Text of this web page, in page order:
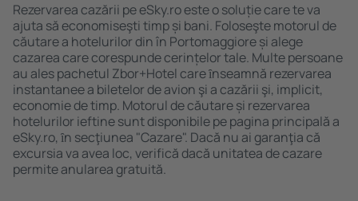
Rezervarea cazării pe eSky.ro este o soluție care te va
ajuta să economiseşti timp și bani. Foloseşte motorul de
căutare a hotelurilor din în Portomaggiore și alege
cazarea care corespunde cerințelor tale. Multe persoane
au ales pachetul Zbor+Hotel care ȋnseamnă rezervarea
instantanee a biletelor de avion şi a cazării şi, implicit,
economie de timp. Motorul de căutare și rezervarea
hotelurilor ieftine sunt disponibile pe pagina principală a
eSky.ro, ȋn secţiunea "Cazare". Dacă nu ai garanţia că
excursia va avea loc, verifică dacă unitatea de cazare
permite anularea gratuită.